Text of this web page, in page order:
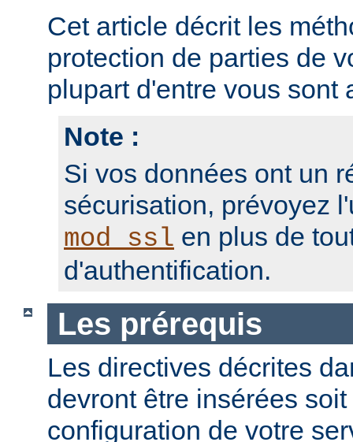
Cet article décrit les
protection de parties de
plupart d'entre vous sont
Note :
Si vos données ont un
sécurisation, prévoyez
mod_ssl en plus de
d'authentification.
Les prérequis
Les directives décrites
devront être insérées
configuration de votre